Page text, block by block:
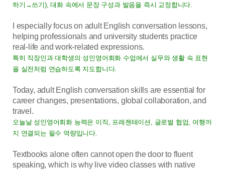
하기→쓰기), 대화 속에서 문장 구성과 발음을 즉시 교정합니다.
I especially focus on adult English conversation lessons,
helping professionals and university students practice
real-life and work-related expressions.
특히 직장인과 대학생의 성인영어회화 수업에서 실무와 생활 속 표현
을 실전처럼 연습하도록 지도합니다.
Today, adult English conversation skills are essential for
career changes, presentations, global collaboration, and
travel.
오늘날 성인영어회화 능력은 이직, 프레젠테이션, 글로벌 협업, 여행까
지 연결되는 필수 역량입니다.
Textbooks alone often cannot open the door to fluent
speaking, which is why live video classes with native